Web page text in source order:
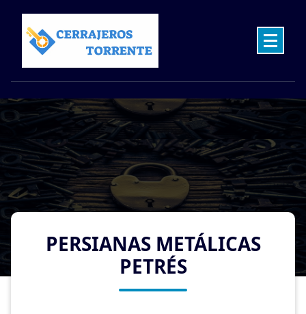
content
PERSIANAS METÁLICAS
PETRÉS